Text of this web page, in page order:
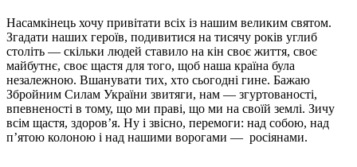
Насамкінець хочу привітати всіх із нашим великим святом.
Згадати наших героїв, подивитися на тисячу років углиб
століть — скільки людей ставило на кін своє життя, своє
майбутнє, своє щастя для того, щоб наша країна була
незалежною. Вшанувати тих, хто сьогодні гине. Бажаю
Збройним Силам України звитяги, нам — згуртованості,
впевненості в тому, що ми праві, що ми на своїй землі. Зичу
всім щастя, здоров’я. Ну і звісно, перемоги: над собою, над
п’ятою колоною і над нашими ворогами — росіянами.